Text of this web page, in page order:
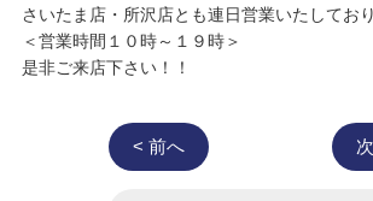
さいたま店・所沢店とも連日営業いたしており
＜営業時間１０時～１９時＞
是非ご来店下さい！！
< 前へ